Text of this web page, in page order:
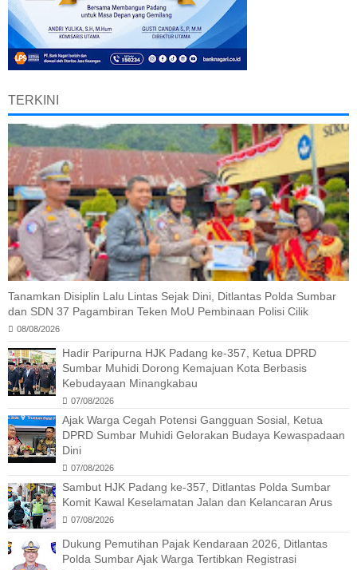
TERKINI
Tanamkan Disiplin Lalu Lintas Sejak Dini, Ditlantas Polda Sumbar
dan SDN 37 Pagambiran Teken MoU Pembinaan Polisi Cilik
08/08/2026
Hadir Paripurna HJK Padang ke-357, Ketua DPRD
Sumbar Muhidi Dorong Kemajuan Kota Berbasis
Kebudayaan Minangkabau
07/08/2026
Ajak Warga Cegah Potensi Gangguan Sosial, Ketua
DPRD Sumbar Muhidi Gelorakan Budaya Kewaspadaan
Dini
07/08/2026
Sambut HJK Padang ke-357, Ditlantas Polda Sumbar
Komit Kawal Keselamatan Jalan dan Kelancaran Arus
07/08/2026
Dukung Pemutihan Pajak Kendaraan 2026, Ditlantas
Polda Sumbar Ajak Warga Tertibkan Registrasi